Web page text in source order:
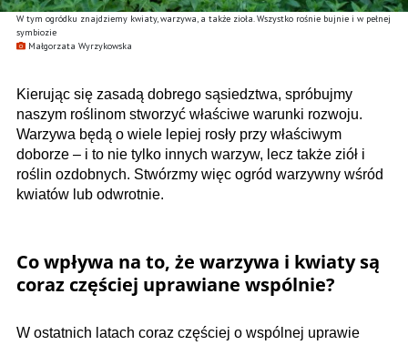
W tym ogródku znajdziemy kwiaty, warzywa, a także zioła. Wszystko rośnie bujnie i w pełnej
symbiozie
Małgorzata Wyrzykowska
Kierując się zasadą dobrego sąsiedztwa, spróbujmy
naszym roślinom stworzyć właściwe warunki rozwoju.
Warzywa będą o wiele lepiej rosły przy właściwym
doborze – i to nie tylko innych warzyw, lecz także ziół i
roślin ozdobnych. Stwórzmy więc ogród warzywny wśród
kwiatów lub odwrotnie.
Co wpływa na to, że warzywa i kwiaty są
coraz częściej uprawiane wspólnie?
W ostatnich latach coraz częściej o wspólnej uprawie